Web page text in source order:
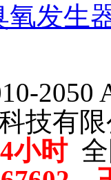
氧发生
2050
技有
小时全